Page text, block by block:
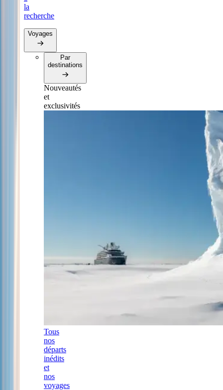
la
recherche
Voyages
Par
destinations
Nouveautés
et
exclusivités
Tous
nos
départs
inédits
et
nos
voyages